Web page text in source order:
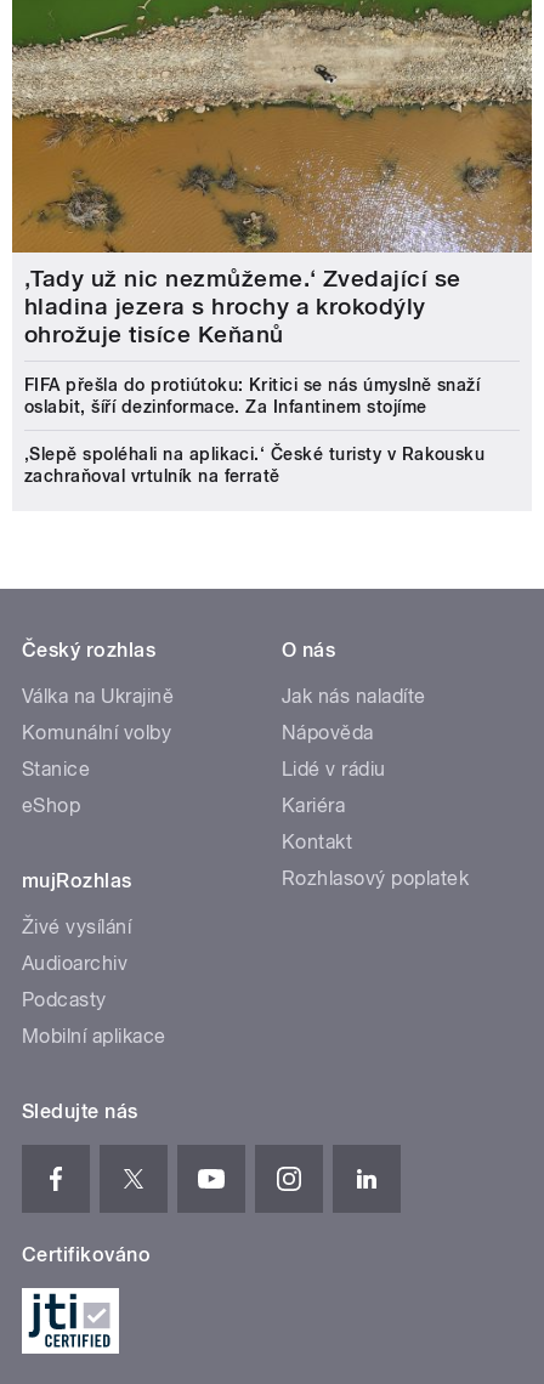
‚Tady už nic nezmůžeme.‘ Zvedající se
hladina jezera s hrochy a krokodýly
ohrožuje tisíce Keňanů
FIFA přešla do protiútoku: Kritici se nás úmyslně snaží
oslabit, šíří dezinformace. Za Infantinem stojíme
‚Slepě spoléhali na aplikaci.‘ České turisty v Rakousku
zachraňoval vrtulník na ferratě
Český rozhlas
Válka na Ukrajině
Komunální volby
Stanice
eShop
mujRozhlas
Živé vysílání
Audioarchiv
Podcasty
Mobilní aplikace
O nás
Jak nás naladíte
Nápověda
Lidé v rádiu
Kariéra
Kontakt
Rozhlasový poplatek
Sledujte nás
Certifikováno